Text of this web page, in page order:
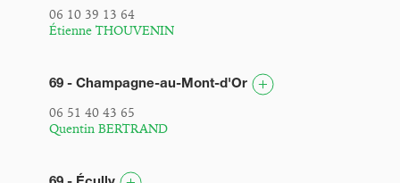
06 10 39 13 64
Étienne THOUVENIN
69 - Champagne-au-Mont-d'Or
06 51 40 43 65
Quentin BERTRAND